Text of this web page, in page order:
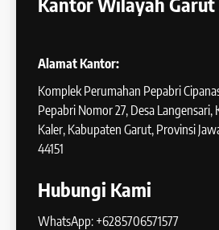
Alamat Kantor:
Komplek Perumahan Pepabri
Pepabri Nomor 27, Desa Langensari,
Kaler, Kabupaten Garut, Provinsi
44151
Hubungi Kami
WhatsApp: +6285706571577